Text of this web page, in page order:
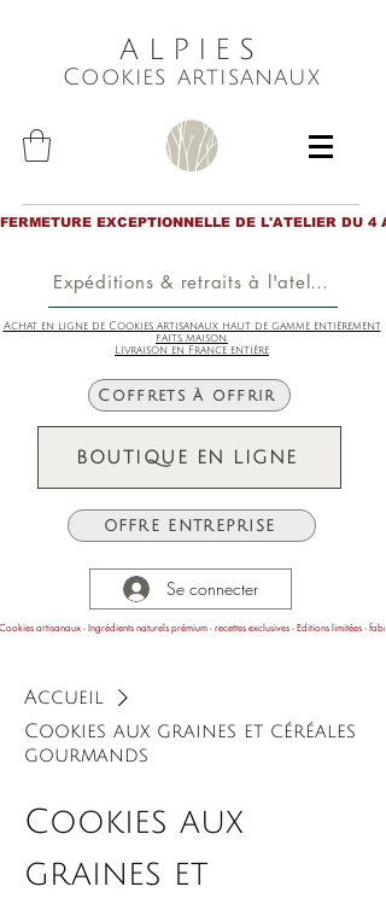
ALPIES
Cookies artisanaux
FERMETURE EXCEPTIONNELLE DE L'ATELIER
Expéditions & retraits à l'atelier
Achat en ligne de Cookies artisanaux haut de gamme entièrement
faits maison.
Livraison en France entière
Coffrets à offrir
BOUTIQUE EN LIGNE
OFFRE ENTREPRISE
Se connecter
Cookies artisanaux - Ingrédients naturels prémium - recettes exclusives - Editions limitées -
Accueil
Cookies aux graines et céréales
gourmands
Cookies aux
graines et